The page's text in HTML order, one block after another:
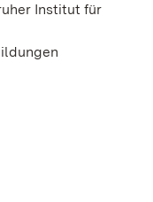
Institut für